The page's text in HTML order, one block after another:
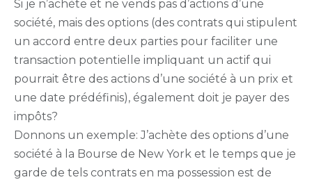
Si je n’achète et ne vends pas d’actions d’une
société, mais des options (des contrats qui stipulent
un accord entre deux parties pour faciliter une
transaction potentielle impliquant un actif qui
pourrait être des actions d’une société à un prix et
une date prédéfinis), également doit je payer des
impôts?
Donnons un exemple: J’achète des options d’une
société à la Bourse de New York et le temps que je
garde de tels contrats en ma possession est de